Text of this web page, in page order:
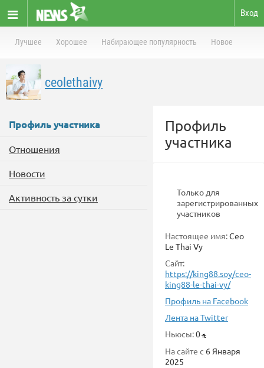
Вход
Лучшее Хорошее Набирающее популярность Новое
ceolethaivy
Профиль участника
Отношения
Новости
Активность за сутки
Профиль
участника
Только для
зарегистрированных
участников
Настоящее имя:Ceo
Le Thai Vy
Сайт:
https://king88.soy/ceo-
king88-le-thai-vy/
Профиль на Facebook
Лента на Twitter
Ньюсы:0
На сайте с 6 Января
2025